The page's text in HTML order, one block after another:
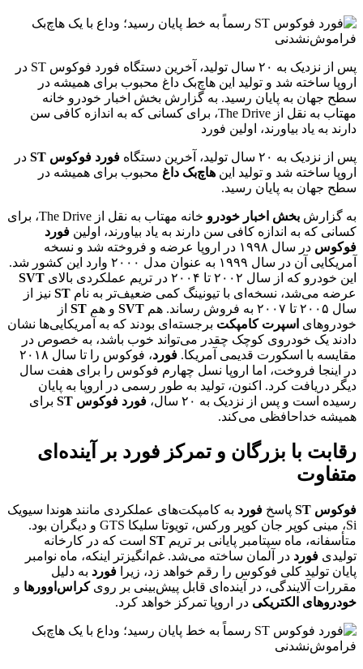
پس از نزدیک به ۲۰ سال تولید، آخرین دستگاه فورد فوکوس ST در
اروپا ساخته شد و تولید این هاچ‌بک داغ محبوب برای همیشه در
سطح جهان به پایان رسید. به گزارش بخش اخبار خودرو خانه
مهتاب به نقل از The Drive، برای کسانی که به اندازه کافی سن
دارند به یاد بیاورند، اولین فورد
پس از نزدیک به ۲۰ سال تولید، آخرین دستگاه فورد فوکوس ST
در
اروپا ساخته شد و تولید این هاچ‌بک داغ محبوب برای همیشه در
سطح جهان به پایان رسید.
به گزارش بخش اخبار خودرو
خانه مهتاب به نقل از The Drive، برای
کسانی که به اندازه کافی سن دارند به یاد بیاورند، اولین فورد
فوکوس
در سال ۱۹۹۸ در اروپا عرضه و فروخته شد و نسخه
آمریکایی آن در سال ۱۹۹۹ به عنوان مدل ۲۰۰۰ وارد این کشور شد.
این خودرو که از سال ۲۰۰۲ تا ۲۰۰۴ در تریم عملکردی بالای
SVT
عرضه می‌شد، نسخه‌ای با تیونینگ کمی ضعیف‌تر به نام ST نیز از
سال ۲۰۰۵ تا ۲۰۰۷ به فروش رساند. هم
SVT و هم ST از
خودروهای اسپرت کامپکت برجسته‌ای بودند که به آمریکایی‌ها نشان
دادند یک خودروی کوچک چقدر می‌تواند خوب باشد، به خصوص در
مقایسه با اسکورت قدیمی آمریکا. فورد
، فوکوس را تا سال ۲۰۱۸
در اینجا فروخت، اما اروپا نسل چهارم فوکوس را برای هفت سال
دیگر دریافت کرد. اکنون، تولید به طور رسمی در اروپا به پایان
رسیده است و پس از نزدیک به ۲۰ سال،
فورد فوکوس ST
برای
همیشه خداحافظی می‌کند.
رقابت با بزرگان و تمرکز فورد بر آینده‌ای
متفاوت
فوکوس ST پاسخ فورد به کامپکت‌های عملکردی مانند هوندا سیویک
Si، مینی کوپر جان کوپر ورکس، تویوتا سلیکا GTS و دیگران بود.
متأسفانه، ماه سپتامبر پایانی بر تریم ST است که در کارخانه
تولیدی فورد در آلمان ساخته می‌شد. غم‌انگیزتر اینکه، ماه نوامبر
پایان تولید کلی فوکوس را رقم خواهد زد، زیرا فورد به دلیل
مقررات آلایندگی، در آینده‌ای قابل پیش‌بینی بر رویکراس‌اوورها و
خودروهای الکتریکی در اروپا تمرکز خواهد کرد.